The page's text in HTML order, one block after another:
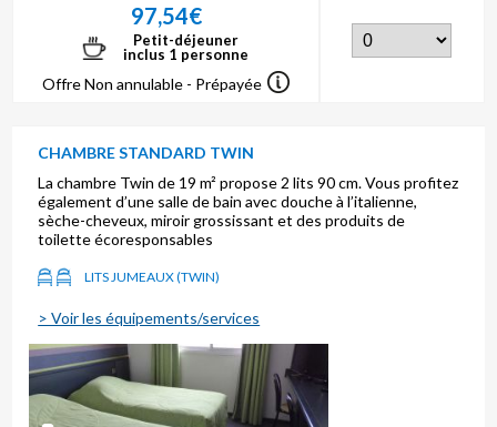
97,54€
Petit-déjeuner
inclus 1 personne
Offre Non annulable - Prépayée
CHAMBRE STANDARD TWIN
La chambre Twin de 19 m² propose 2 lits 90 cm. Vous profitez
également d’une salle de bain avec douche à l’italienne,
sèche-cheveux, miroir grossissant et des produits de
toilette écoresponsables
LITS JUMEAUX (TWIN)
> Voir les équipements/services